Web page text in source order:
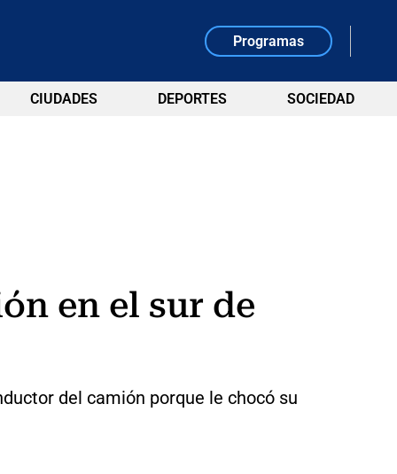
Programas
CIUDADES DEPORTES SOCIEDAD
en el sur de
del camión porque le chocó su